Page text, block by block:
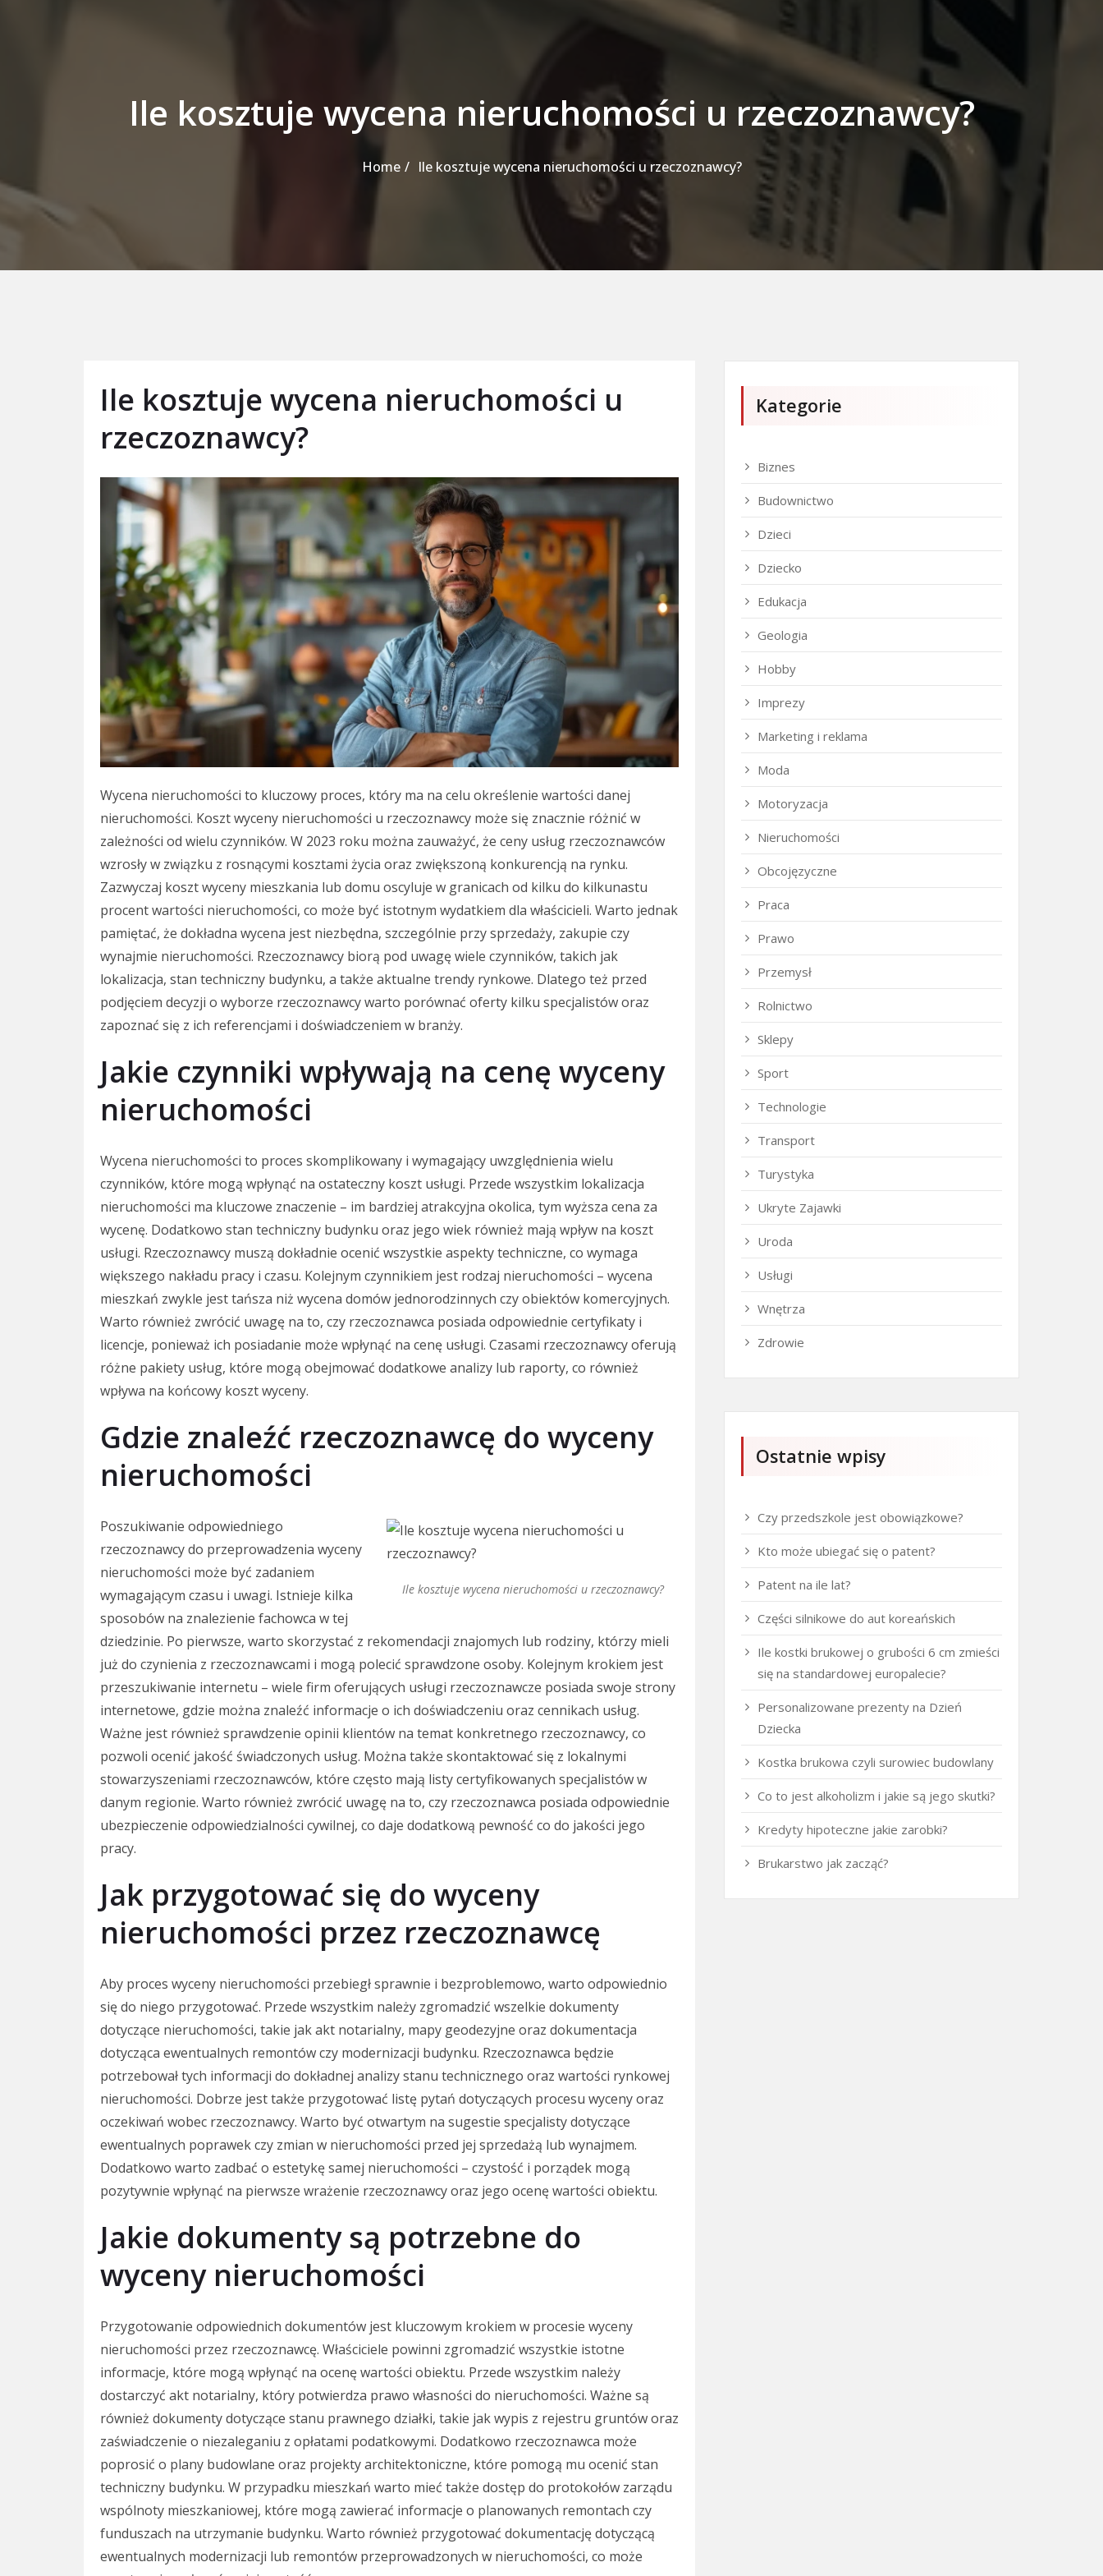
Ile kosztuje wycena nieruchomości u rzeczoznawcy?
Home Ile kosztuje wycena nieruchomości u rzeczoznawcy?
Ile kosztuje wycena nieruchomości u
rzeczoznawcy?
Wycena nieruchomości to kluczowy proces, który ma na celu określenie wartości danej
nieruchomości. Koszt wyceny nieruchomości u rzeczoznawcy może się znacznie różnić w
zależności od wielu czynników. W 2023 roku można zauważyć, że ceny usług rzeczoznawców
wzrosły w związku z rosnącymi kosztami życia oraz zwiększoną konkurencją na rynku.
Zazwyczaj koszt wyceny mieszkania lub domu oscyluje w granicach od kilku do kilkunastu
procent wartości nieruchomości, co może być istotnym wydatkiem dla właścicieli. Warto jednak
pamiętać, że dokładna wycena jest niezbędna, szczególnie przy sprzedaży, zakupie czy
wynajmie nieruchomości. Rzeczoznawcy biorą pod uwagę wiele czynników, takich jak
lokalizacja, stan techniczny budynku, a także aktualne trendy rynkowe. Dlatego też przed
podjęciem decyzji o wyborze rzeczoznawcy warto porównać oferty kilku specjalistów oraz
zapoznać się z ich referencjami i doświadczeniem w branży.
Jakie czynniki wpływają na cenę wyceny
nieruchomości
Wycena nieruchomości to proces skomplikowany i wymagający uwzględnienia wielu
czynników, które mogą wpłynąć na ostateczny koszt usługi. Przede wszystkim lokalizacja
nieruchomości ma kluczowe znaczenie – im bardziej atrakcyjna okolica, tym wyższa cena za
wycenę. Dodatkowo stan techniczny budynku oraz jego wiek również mają wpływ na koszt
usługi. Rzeczoznawcy muszą dokładnie ocenić wszystkie aspekty techniczne, co wymaga
większego nakładu pracy i czasu. Kolejnym czynnikiem jest rodzaj nieruchomości – wycena
mieszkań zwykle jest tańsza niż wycena domów jednorodzinnych czy obiektów komercyjnych.
Warto również zwrócić uwagę na to, czy rzeczoznawca posiada odpowiednie certyfikaty i
licencje, ponieważ ich posiadanie może wpłynąć na cenę usługi. Czasami rzeczoznawcy oferują
różne pakiety usług, które mogą obejmować dodatkowe analizy lub raporty, co również
wpływa na końcowy koszt wyceny.
Gdzie znaleźć rzeczoznawcę do wyceny
nieruchomości
Ile kosztuje wycena nieruchomości u rzeczoznawcy?
Poszukiwanie odpowiedniego
rzeczoznawcy do przeprowadzenia wyceny
nieruchomości może być zadaniem
wymagającym czasu i uwagi. Istnieje kilka
sposobów na znalezienie fachowca w tej
dziedzinie. Po pierwsze, warto skorzystać z rekomendacji znajomych lub rodziny, którzy mieli
już do czynienia z rzeczoznawcami i mogą polecić sprawdzone osoby. Kolejnym krokiem jest
przeszukiwanie internetu – wiele firm oferujących usługi rzeczoznawcze posiada swoje strony
internetowe, gdzie można znaleźć informacje o ich doświadczeniu oraz cennikach usług.
Ważne jest również sprawdzenie opinii klientów na temat konkretnego rzeczoznawcy, co
pozwoli ocenić jakość świadczonych usług. Można także skontaktować się z lokalnymi
stowarzyszeniami rzeczoznawców, które często mają listy certyfikowanych specjalistów w
danym regionie. Warto również zwrócić uwagę na to, czy rzeczoznawca posiada odpowiednie
ubezpieczenie odpowiedzialności cywilnej, co daje dodatkową pewność co do jakości jego
pracy.
Jak przygotować się do wyceny
nieruchomości przez rzeczoznawcę
Aby proces wyceny nieruchomości przebiegł sprawnie i bezproblemowo, warto odpowiednio
się do niego przygotować. Przede wszystkim należy zgromadzić wszelkie dokumenty
dotyczące nieruchomości, takie jak akt notarialny, mapy geodezyjne oraz dokumentacja
dotycząca ewentualnych remontów czy modernizacji budynku. Rzeczoznawca będzie
potrzebował tych informacji do dokładnej analizy stanu technicznego oraz wartości rynkowej
nieruchomości. Dobrze jest także przygotować listę pytań dotyczących procesu wyceny oraz
oczekiwań wobec rzeczoznawcy. Warto być otwartym na sugestie specjalisty dotyczące
ewentualnych poprawek czy zmian w nieruchomości przed jej sprzedażą lub wynajmem.
Dodatkowo warto zadbać o estetykę samej nieruchomości – czystość i porządek mogą
pozytywnie wpłynąć na pierwsze wrażenie rzeczoznawcy oraz jego ocenę wartości obiektu.
Jakie dokumenty są potrzebne do
wyceny nieruchomości
Przygotowanie odpowiednich dokumentów jest kluczowym krokiem w procesie wyceny
nieruchomości przez rzeczoznawcę. Właściciele powinni zgromadzić wszystkie istotne
informacje, które mogą wpłynąć na ocenę wartości obiektu. Przede wszystkim należy
dostarczyć akt notarialny, który potwierdza prawo własności do nieruchomości. Ważne są
również dokumenty dotyczące stanu prawnego działki, takie jak wypis z rejestru gruntów oraz
zaświadczenie o niezaleganiu z opłatami podatkowymi. Dodatkowo rzeczoznawca może
poprosić o plany budowlane oraz projekty architektoniczne, które pomogą mu ocenić stan
techniczny budynku. W przypadku mieszkań warto mieć także dostęp do protokołów zarządu
wspólnoty mieszkaniowej, które mogą zawierać informacje o planowanych remontach czy
funduszach na utrzymanie budynku. Warto również przygotować dokumentację dotyczącą
ewentualnych modernizacji lub remontów przeprowadzonych w nieruchomości, co może
Kategorie
Biznes
Budownictwo
Dzieci
Dziecko
Edukacja
Geologia
Hobby
Imprezy
Marketing i reklama
Moda
Motoryzacja
Nieruchomości
Obcojęzyczne
Praca
Prawo
Przemysł
Rolnictwo
Sklepy
Sport
Technologie
Transport
Turystyka
Ukryte Zajawki
Uroda
Usługi
Wnętrza
Zdrowie
Ostatnie wpisy
Czy przedszkole jest obowiązkowe?
Kto może ubiegać się o patent?
Patent na ile lat?
Części silnikowe do aut koreańskich
Ile kostki brukowej o grubości 6 cm zmieści
się na standardowej europalecie?
Personalizowane prezenty na Dzień
Dziecka
Kostka brukowa czyli surowiec budowlany
Co to jest alkoholizm i jakie są jego skutki?
Kredyty hipoteczne jakie zarobki?
Brukarstwo jak zacząć?